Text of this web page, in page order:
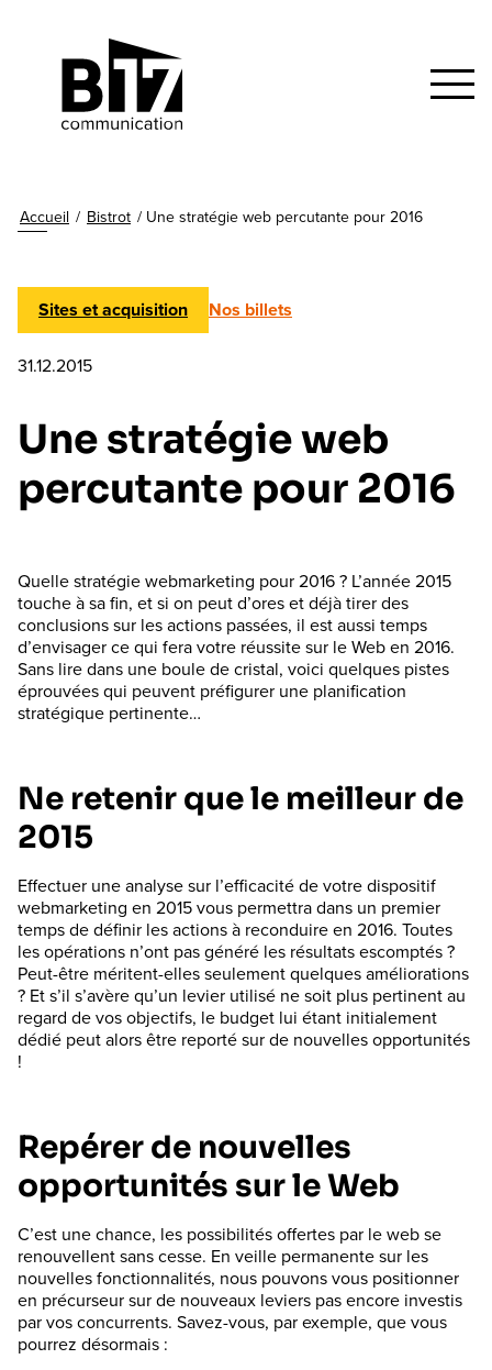
Accueil / Bistrot / Une stratégie web percutante pour 2016
Sites et acquisition Nos billets
31.12.2015
Une stratégie web
percutante pour 2016
Quelle stratégie webmarketing pour 2016 ? L’année 2015
touche à sa fin, et si on peut d’ores et déjà tirer des
conclusions sur les actions passées, il est aussi temps
d’envisager ce qui fera votre réussite sur le Web en 2016.
Sans lire dans une boule de cristal, voici quelques pistes
éprouvées qui peuvent préfigurer une planification
stratégique pertinente…
Ne retenir que le meilleur de
2015
Effectuer une analyse sur l’efficacité de votre dispositif
webmarketing en 2015 vous permettra dans un premier
temps de définir les actions à reconduire en 2016. Toutes
les opérations n’ont pas généré les résultats escomptés ?
Peut-être méritent-elles seulement quelques améliorations
? Et s’il s’avère qu’un levier utilisé ne soit plus pertinent au
regard de vos objectifs, le budget lui étant initialement
dédié peut alors être reporté sur de nouvelles opportunités
!
Repérer de nouvelles
opportunités sur le Web
C’est une chance, les possibilités offertes par le web se
renouvellent sans cesse. En veille permanente sur les
nouvelles fonctionnalités, nous pouvons vous positionner
en précurseur sur de nouveaux leviers pas encore investis
par vos concurrents. Savez-vous, par exemple, que vous
pourrez désormais :